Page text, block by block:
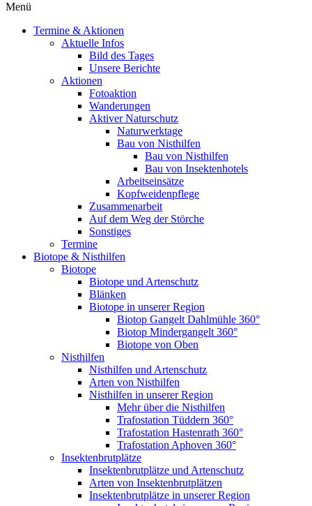
Menü
Termine & Aktionen
Aktuelle Infos
Bild des Tages
Unsere Berichte
Aktionen
Fotoaktion
Wanderungen
Aktiver Naturschutz
Naturwerktage
Bau von Nisthilfen
Bau von Nisthilfen
Bau von Insektenhotels
Arbeitseinsätze
Kopfweidenpflege
Zusammenarbeit
Auf dem Weg der Störche
Sonstiges
Termine
Biotope & Nisthilfen
Biotope
Biotope und Artenschutz
Blänken
Biotope in unserer Region
Biotop Gangelt Dahlmühle 360°
Biotop Mindergangelt 360°
Biotope von Oben
Nisthilfen
Nisthilfen und Artenschutz
Arten von Nisthilfen
Nisthilfen in unserer Region
Mehr über die Nisthilfen
Trafostation Tüddern 360°
Trafostation Hastenrath 360°
Trafostation Aphoven 360°
Insektenbrutplätze
Insektenbrutplätze und Artenschutz
Arten von Insektenbrutplätzen
Insektenbrutplätze in unserer Region